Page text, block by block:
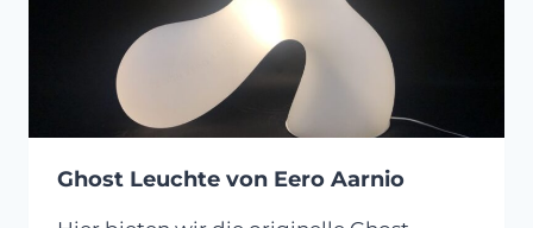
Ghost Leuchte von Eero Aarnio